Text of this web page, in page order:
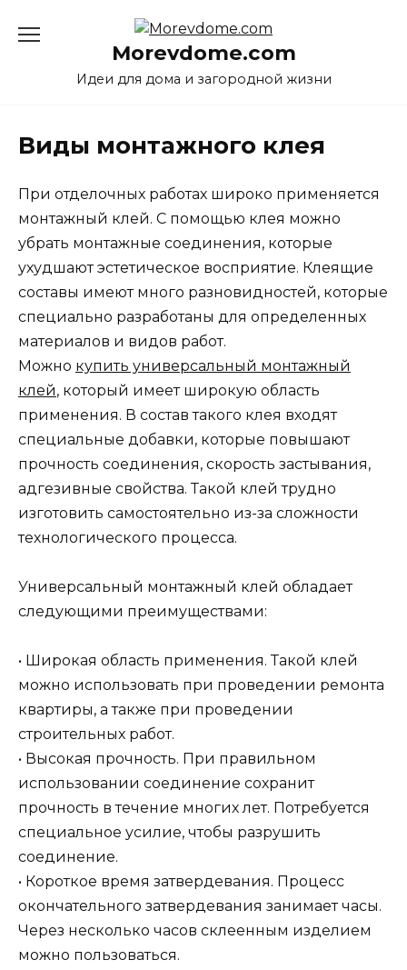
Morevdome.com
Идеи для дома и загородной жизни
Виды монтажного клея
При отделочных работах широко применяется
монтажный клей. С помощью клея можно
убрать монтажные соединения, которые
ухудшают эстетическое восприятие. Клеящие
составы имеют много разновидностей, которые
специально разработаны для определенных
материалов и видов работ.
Можно купить универсальный монтажный
клей, который имеет широкую область
применения. В состав такого клея входят
специальные добавки, которые повышают
прочность соединения, скорость застывания,
адгезивные свойства. Такой клей трудно
изготовить самостоятельно из-за сложности
технологического процесса.
Универсальный монтажный клей обладает
следующими преимуществами:
• Широкая область применения. Такой клей
можно использовать при проведении ремонта
квартиры, а также при проведении
строительных работ.
• Высокая прочность. При правильном
использовании соединение сохранит
прочность в течение многих лет. Потребуется
специальное усилие, чтобы разрушить
соединение.
• Короткое время затвердевания. Процесс
окончательного затвердевания занимает часы.
Через несколько часов склеенным изделием
можно пользоваться.